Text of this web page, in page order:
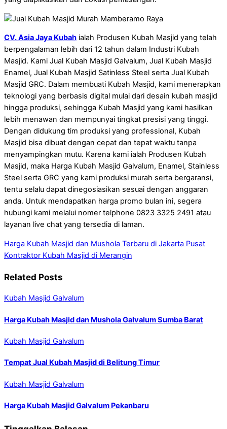
CV. Asia Jaya Kubah ialah Produsen Kubah Masjid yang telah
berpengalaman lebih dari 12 tahun dalam Industri Kubah
Masjid. Kami Jual Kubah Masjid Galvalum, Jual Kubah Masjid
Enamel, Jual Kubah Masjid Satinless Steel serta Jual Kubah
Masjid GRC. Dalam membuati Kubah Masjid, kami menerapkan
teknologi yang berbasis digital mulai dari desain kubah masjid
hingga produksi, sehingga Kubah Masjid yang kami hasilkan
lebih menawan dan mempunyai tingkat presisi yang tinggi.
Dengan didukung tim produksi yang professional, Kubah
Masjid bisa dibuat dengan cepat dan tepat waktu tanpa
menyampingkan mutu. Karena kami ialah Produsen Kubah
Masjid, maka Harga Kubah Masjid Galvalum, Enamel, Stainless
Steel serta GRC yang kami produksi murah serta bergaransi,
tentu selalu dapat dinegosiasikan sesuai dengan anggaran
anda. Untuk mendapatkan harga promo bulan ini, segera
hubungi kami melalui nomer telphone 0823 3325 2491 atau
layanan live chat yang tersedia di laman.
Harga Kubah Masjid dan Mushola Terbaru di Jakarta Pusat
Kontraktor Kubah Masjid di Merangin
Related Posts
Kubah Masjid Galvalum
Harga Kubah Masjid dan Mushola Galvalum Sumba Barat
Kubah Masjid Galvalum
Tempat Jual Kubah Masjid di Belitung Timur
Kubah Masjid Galvalum
Harga Kubah Masjid Galvalum Pekanbaru